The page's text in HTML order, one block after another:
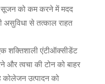
सूजन को कम करने में मदद
असुविधा से तत्काल राहत
शक्तिशाली एंटीऑक्सीडेंट
और त्वचा की टोन को बाहर
उत्पादन को